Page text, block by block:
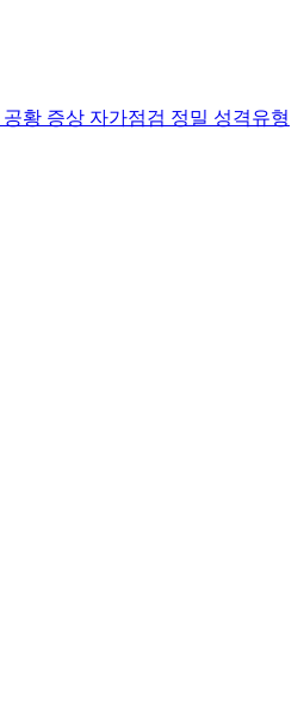
공황 증상 자가점검 정밀 성격유형